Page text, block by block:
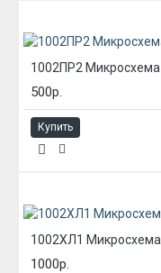
1002ПР2 Микросхема
500р.
Купить
1002ХЛ1 Микросхема
1000р.